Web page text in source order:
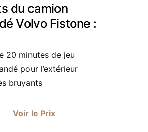
du camion
Volvo Fistone :
20 minutes de jeu
pour l’extérieur
bruyants
Voir le Prix